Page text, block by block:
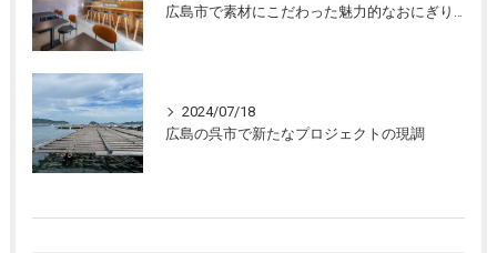
広島市で素材にこだわった魅力的なおにぎり屋さんの設計。店舗設計、店舗デザインはasazu design office
2024/07/18
広島の呉市で新たなプロジェクトの現調